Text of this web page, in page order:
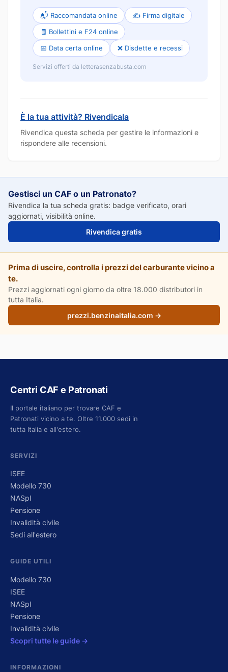
📬 Raccomandata online ✍️ Firma digitale
🧾 Bollettini e F24 online
📅 Data certa online ❌ Disdette e recessi
Servizi offerti da letterasenzabusta.com
È la tua attività? Rivendicala
Rivendica questa scheda per gestire le informazioni e
rispondere alle recensioni.
Gestisci un CAF o un Patronato?
Rivendica la tua scheda gratis: badge verificato, orari
aggiornati, visibilità online.
Rivendica gratis
Prima di uscire, controlla i prezzi del carburante vicino a
te.
Prezzi aggiornati ogni giorno da oltre 18.000 distributori in
tutta Italia.
prezzi.benzinaitalia.com →
Centri CAF e Patronati
Il portale italiano per trovare CAF e
Patronati vicino a te. Oltre 11.000 sedi in
tutta Italia e all'estero.
SERVIZI
ISEE
Modello 730
NASpI
Pensione
Invalidità civile
Sedi all'estero
GUIDE UTILI
Modello 730
ISEE
NASpI
Pensione
Invalidità civile
Scopri tutte le guide →
INFORMAZIONI